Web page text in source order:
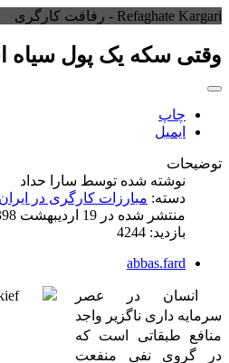
Refaghate Kargari - رفاقت کارگری
وقتی سکه یک پول
چاپ
ایمیل
توضیحات
نوشته شده توسط سارا حداد
دسته: مبارزات کارگری در ایران
منتشر شده در 19 ارديبهشت 1398
بازدید: 4244
abbas.fard
انسان در عصر
سرمایه­ داری ناگزیر واجد
منافع طبقاتی است که
در گروی نفی منفعت